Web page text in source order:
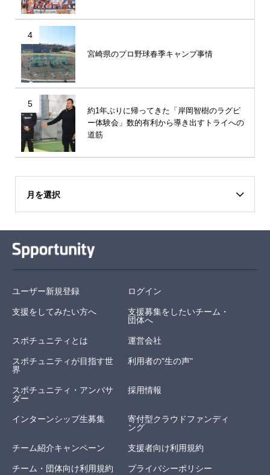
4
宮崎県のプロ野球春季キャンプ事情
5
約1年ぶりに帰ってきた「岸岡智樹のラグビ
ー体験会」数的有利から導き出すトライへの
道筋
月を選択
ユーザー新規登録 ログイン
支援をしてみたい方へ
支援募集をしたいチーム・
団体へ
スポチュニティとは 運営会社
スポチュニティが目指す世
界
利用者の"生の声"
スポチュニティ・アンバサ
ダー
採用情報
インターンシップ生募集
寄付型クラウドファンディ
ング
チーム紹介キャンペーン 支援者向け利用規約
チーム・団体向け利用規約 プライバシーポリシー